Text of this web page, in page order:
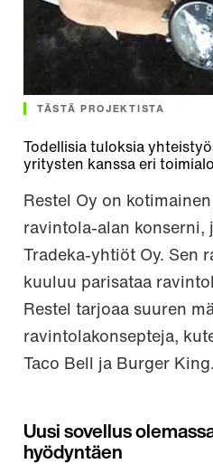
TÄSTÄ PROJEKTISTA
Todellisia tuloksia
yritysten kanssa eri
Restel Oy on
ravintola-alan konserni,
Tradeka-yhtiöt Oy. Sen
kuuluu parisataa
Restel tarjoaa suuren
ravintolakonsepteja,
Taco Bell ja Burger King.
Uusi sovellus
hyödyntäen